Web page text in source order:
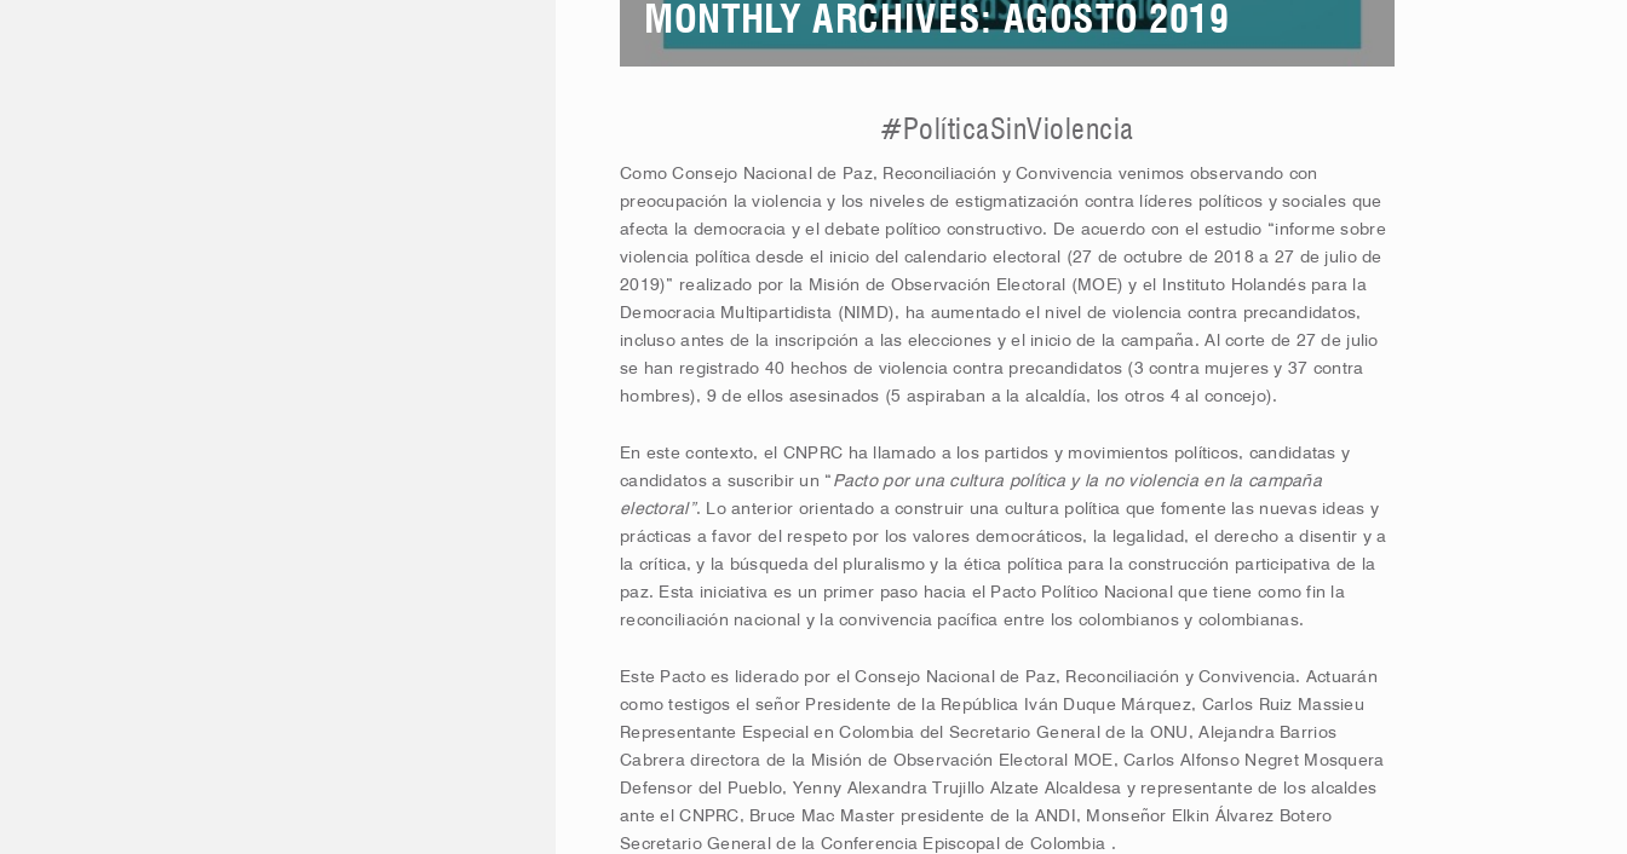
MONTHLY ARCHIVES: AGOSTO 2019
#PolíticaSinViolencia
Como Consejo Nacional de Paz, Reconciliación y Convivencia venimos observando con
preocupación la violencia y los niveles de estigmatización contra líderes políticos y sociales que
afecta la democracia y el debate político constructivo. De acuerdo con el estudio “informe sobre
violencia política desde el inicio del calendario electoral (27 de octubre de 2018 a 27 de julio de
2019)” realizado por la Misión de Observación Electoral (MOE) y el Instituto Holandés para la
Democracia Multipartidista (NIMD), ha aumentado el nivel de violencia contra precandidatos,
incluso antes de la inscripción a las elecciones y el inicio de la campaña. Al corte de 27 de julio
se han registrado 40 hechos de violencia contra precandidatos (3 contra mujeres y 37 contra
hombres), 9 de ellos asesinados (5 aspiraban a la alcaldía, los otros 4 al concejo).
En este contexto, el CNPRC ha llamado a los partidos y movimientos políticos, candidatas y
candidatos a suscribir un “ Pacto por una cultura política y la no violencia en la campaña
electoral”. Lo anterior orientado a construir una cultura política que fomente las nuevas ideas y
prácticas a favor del respeto por los valores democráticos, la legalidad, el derecho a disentir y a
la crítica, y la búsqueda del pluralismo y la ética política para la construcción participativa de la
paz. Esta iniciativa es un primer paso hacia el Pacto Político Nacional que tiene como fin la
reconciliación nacional y la convivencia pacífica entre los colombianos y colombianas.
Este Pacto es liderado por el Consejo Nacional de Paz, Reconciliación y Convivencia. Actuarán
como testigos el señor Presidente de la República Iván Duque Márquez, Carlos Ruiz Massieu
Representante Especial en Colombia del Secretario General de la ONU, Alejandra Barrios
Cabrera directora de la Misión de Observación Electoral MOE, Carlos Alfonso Negret Mosquera
Defensor del Pueblo, Yenny Alexandra Trujillo Alzate Alcaldesa y representante de los alcaldes
ante el CNPRC, Bruce Mac Master presidente de la ANDI, Monseñor Elkin Álvarez Botero
Secretario General de la Conferencia Episcopal de Colombia .